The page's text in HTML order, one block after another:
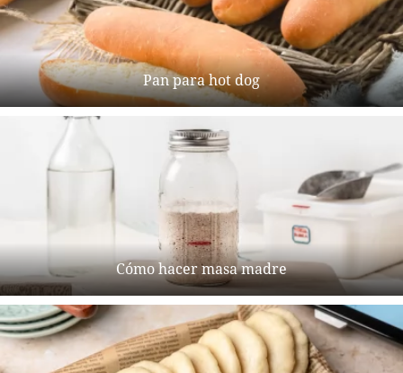
Pan para hot dog
Cómo hacer masa madre